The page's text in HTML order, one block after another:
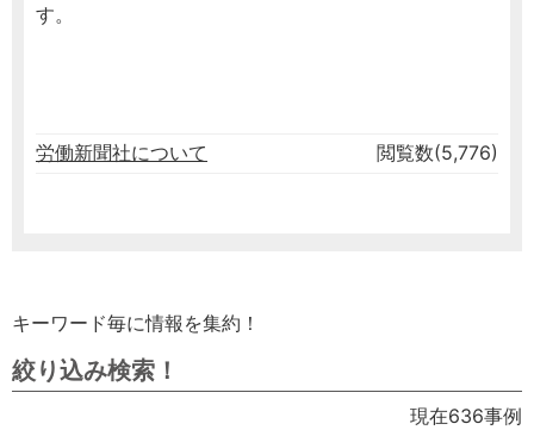
す。
労働新聞社について 閲覧数(5,776)
キーワード毎に情報を集約！
絞り込み検索！
現在636事例